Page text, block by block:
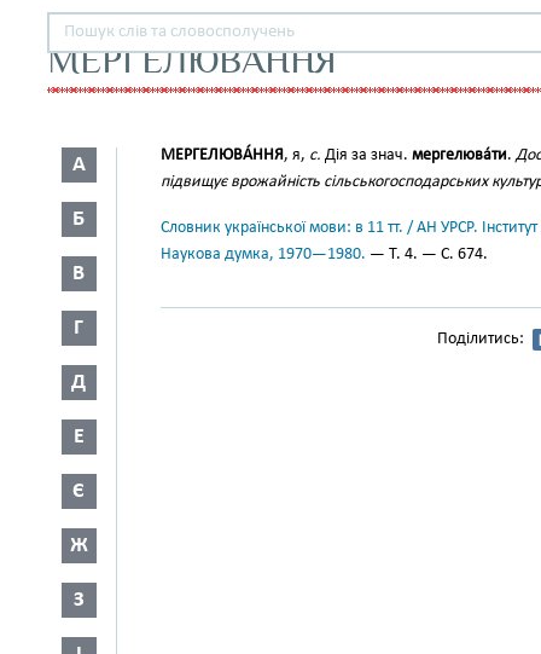
МЕРГЕЛЮВАННЯ
А
Б
В
Г
Д
Е
Є
Ж
З
МЕРГЕЛЮВА́ННЯ, я, с. Дія за знач. мергелюва́ти.
підвищує врожайність сільськогосподарських
Словник української мови: в 11 тт. / АН УРСР.
Наукова думка, 1970—1980. — Т. 4. — С. 674.
Поділитись: